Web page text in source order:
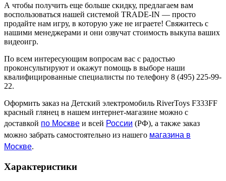
А чтобы получить еще больше скидку, предлагаем вам
воспользоваться нашей системой TRADE-IN — просто
продайте нам игру, в которую уже не играете! Свяжитесь с
нашими менеджерами и они озвучат стоимость выкупа ваших
видеоигр.
По всем интересующим вопросам вас с радостью
проконсультируют и окажут помощь в выборе наши
квалифицированные специалисты по телефону 8 (495) 225-99-
22.
Оформить заказ на Детский электромобиль RiverToys F333FF
красный глянец в нашем интернет-магазине можно с
доставкой по Москве и всей России (РФ), а также заказ
можно забрать самостоятельно из нашего магазина в
Москве.
Характеристики